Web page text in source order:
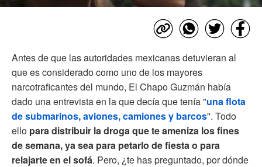
Antes de que las autoridades mexicanas detuvieran al
que es considerado como uno de los mayores
narcotraficantes del mundo, El Chapo Guzmán había
dado una entrevista en la que decía que tenía "una flota
de submarinos, aviones, camiones y barcos". Todo
ello para distribuir la droga que te ameniza los fines
de semana, ya sea para petarlo de fiesta o para
relajarte en el sofá. Pero, ¿te has preguntado, por dónde